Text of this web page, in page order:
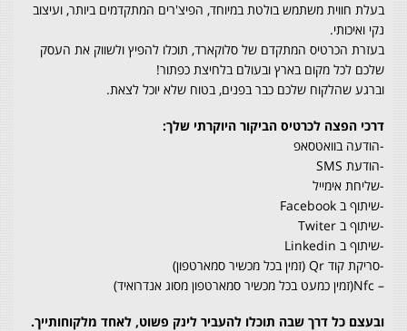
בעלת חווית משתמש בולטת במיוחד, הפיצ'רים המתקדמים ביותר, ועיצוב
נקי ואיכותי.
בעזרת הכרטיס המתקדם של סלוקארד, תוכלו להפיץ ולשווק את העסק
שלכם לכל מקום בארץ ובעולם בלחיצת כפתור!
וברגע שהלקוח שלכם כבר בפנים, בטוח שלא יוכל לצאת.
דרכי הפצה לכרטיס הביקור היוקרתי שלך:
-הודעה בוואטסאפ
-הודעת SMS
-שליחת אימייל
-שיתוף ב Facebook
-שיתוף ב Twiter
-שיתוף ב Linkedin
-סריקת קוד Qr (זמין בכל מכשיר סמארטפון)
– Nfc(זמין כמעט בכל מכשיר סמארטפון מסוג אנדרואיד)
ובעצם כל דרך שבה תוכלו להעביר לינק פשוט, לאחד מלקוחותייך.